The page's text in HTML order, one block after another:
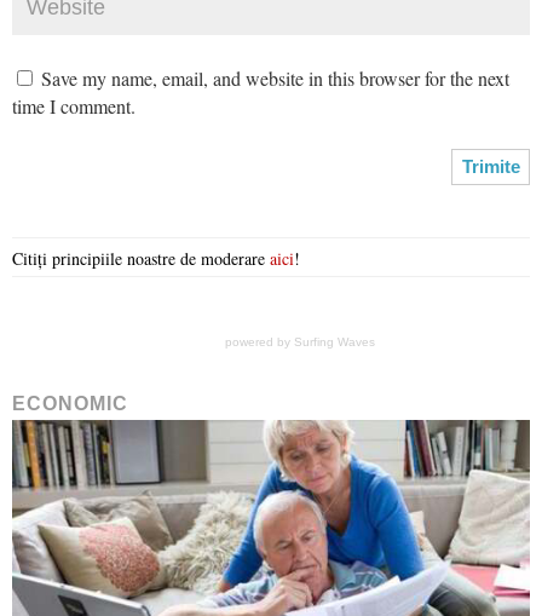
Save my name, email, and website in this browser for the next
time I comment.
Citiți principiile noastre de moderare aici!
powered by Surfing Waves
ECONOMIC